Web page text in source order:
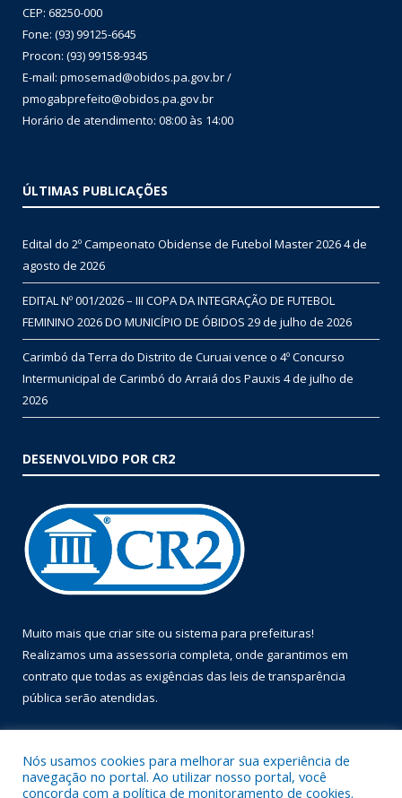
CEP: 68250-000
Fone: (93) 99125-6645
Procon: (93) 99158-9345
E-mail: pmosemad@obidos.pa.gov.br /
pmogabprefeito@obidos.pa.gov.br
Horário de atendimento: 08:00 às 14:00
ÚLTIMAS PUBLICAÇÕES
Edital do 2º Campeonato Obidense de Futebol Master 20264 de
agosto de 2026
EDITAL Nº 001/2026 – III COPA DA INTEGRAÇÃO DE FUTEBOL
FEMININO 2026 DO MUNICÍPIO DE ÓBIDOS 29 de julho de 2026
Carimbó da Terra do Distrito de Curuai vence o 4º Concurso
Intermunicipal de Carimbó do Arraiá dos Pauxis 4 de julho de
2026
DESENVOLVIDO POR CR2
Muito mais que criar site ou sistema para prefeituras!
Realizamos uma assessoria completa, onde garantimos em
contrato que todas as exigências das leis de transparência
pública serão atendidas.
Nós usamos cookies para melhorar sua experiência de
navegação no portal. Ao utilizar nosso portal, você
concorda com a política de monitoramento de cookies.